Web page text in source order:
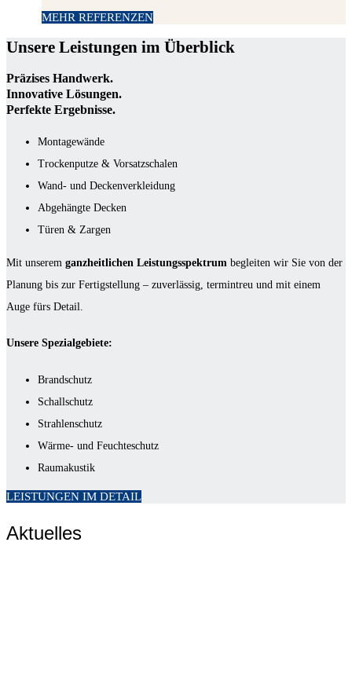
MEHR REFERENZEN
Unsere Leistungen im Überblick
Präzises Handwerk.
Innovative Lösungen.
Perfekte Ergebnisse.
Montagewände
Trockenputze & Vorsatzschalen
Wand- und Deckenverkleidung
Abgehängte Decken
Türen & Zargen
Mit unserem ganzheitlichen Leistungsspektrum begleiten wir Sie von der
Planung bis zur Fertigstellung – zuverlässig, termintreu und mit einem
Auge fürs Detail.
Unsere Spezialgebiete:
Brandschutz
Schallschutz
Strahlenschutz
Wärme- und Feuchteschutz
Raumakustik
LEISTUNGEN IM DETAIL
Aktuelles